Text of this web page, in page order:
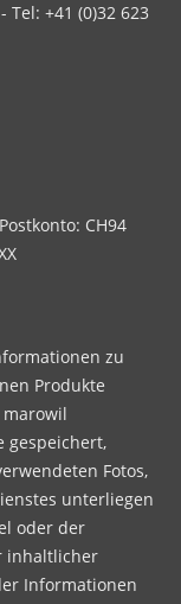
Tel: +41 (0)32 623
CH94
zu
Produkte
gespeichert,
Fotos,
unterliegen
oder der
inhaltlicher
Informationen